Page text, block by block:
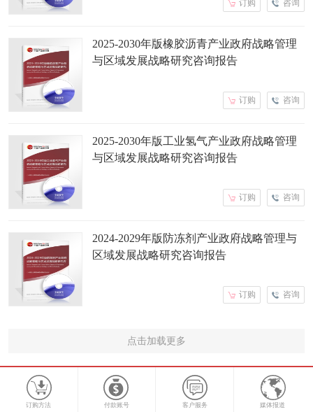
咨询
订购
2025-2030年版橡胶沥青产业政府战略管理
与区域发展战略研究咨询报告
咨询
订购
2025-2030年版工业氢气产业政府战略管理
与区域发展战略研究咨询报告
咨询
订购
2024-2029年版防冻剂产业政府战略管理与
区域发展战略研究咨询报告
咨询
订购
点击加载更多
订购方法 付款账号 客户服务 媒体报道